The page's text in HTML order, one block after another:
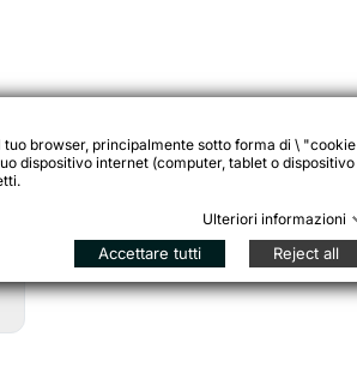
browser, principalmente sotto forma di \ "cookie
dispositivo internet (computer, tablet o dispositivo
Ulteriori informazioni
Accettare tutti Reject all